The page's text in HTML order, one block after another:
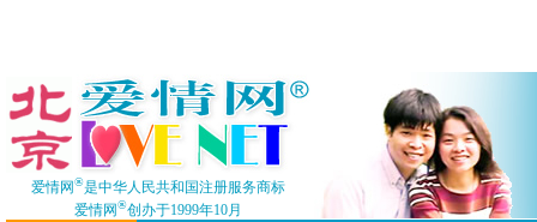
爱情网®是中华人民共和国注册服务商标
爱情网®创办于1999年10月